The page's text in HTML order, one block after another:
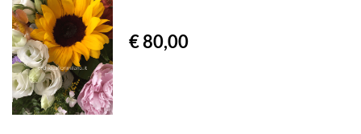
€ 80,00